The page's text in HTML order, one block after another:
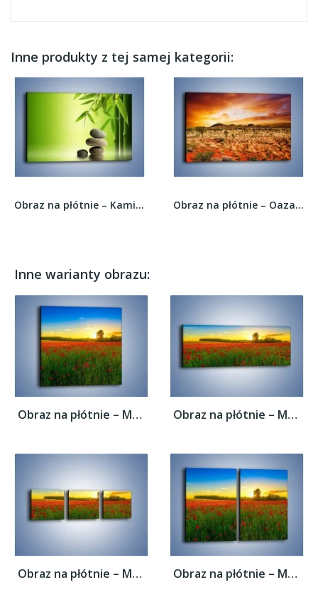
Inne produkty z tej samej kategorii:
Obraz na płótnie – Kamień i roślinka –... Obraz na płótnie – Oaza w kolorach ognistej...
Inne warianty obrazu:
Obraz na płótnie – Maki w roli głównej –... Obraz na płótnie – Maki w roli głównej –...
Obraz na płótnie – Maki w roli głównej –... Obraz na płótnie – Maki w roli głównej –...